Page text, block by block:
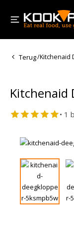
Terug/Kitchenaid
Kitchenaid
• 1